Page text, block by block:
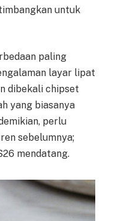
untuk
paling
layar lipat
dibekali chipset
yang biasanya
perlu
sebelumnya;
mendatang.